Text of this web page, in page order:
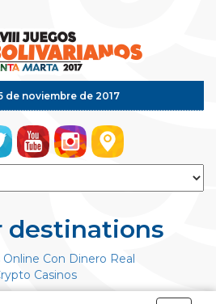
de noviembre de 2017
destinations
Online Con Dinero Real
Casinos